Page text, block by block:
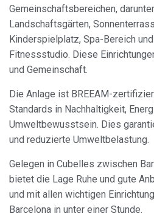
Gemeinschaftsbereichen,
Landschaftsgärten,
Kinderspielplatz, Spa-Bereich
Fitnessstudio. Diese
und Gemeinschaft.
Die Anlage ist BREEAM-
Standards in Nachhaltigkeit,
Umweltbewusstsein. Dies
und reduzierte Umweltbelastung.
Gelegen in Cubelles zwischen
bietet die Lage Ruhe und gute
und mit allen wichtigen
Barcelona in unter einer Stunde.
Analytik und Anpassung
Sie ermöglichen die
Verhaltens der Nutzer dieser
von Cookies gesammelten
verwendet, um die Aktivität des
der Analyse der Nutzungsdaten
Verbesserungen einzuführen. Sie
Präferenzinformationen des
die Qualität unserer
durch empfohlene Produkte ein
bieten.
Marketing und Publizität
Diese Cookies werden
die Präferenzen und persönlichen
Benutzers durch die